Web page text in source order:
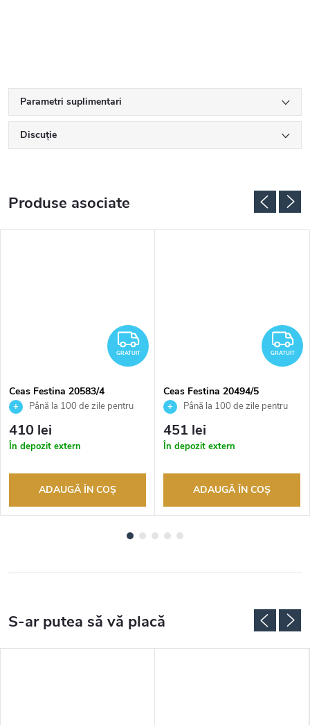
Parametri suplimentari
Discuţie
Produse asociate
GRATUIT
GRATUIT
Ceas Festina 20583/4
Până la 100 de zile pentru
returnarea bunurilor. Vânzător
autorizat
410 lei
În depozit extern
ADAUGĂ ÎN COŞ
GRATUIT
Ceas Festina 20494/5
Până la 100 de zile pentru
returnarea bunurilor. Vânzător
autorizat
451 lei
În depozit extern
ADAUGĂ ÎN COŞ